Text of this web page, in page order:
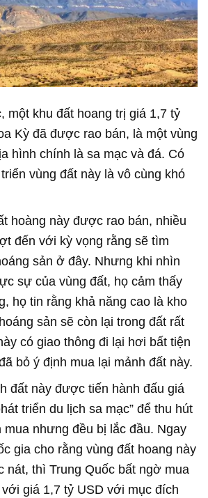
một khu đất hoang trị giá 1,7 tỷ
Kỳ đã được rao bán, là một vùng
hình chính là sa mạc và đá. Có
vùng đất này là vô cùng khó
hoàng này được rao bán, nhiều
đến với kỳ vọng rằng sẽ tìm
sản ở đây. Nhưng khi nhìn
sự của vùng đất, họ cảm thấy
họ tin rằng khả năng cao là kho
sản sẽ còn lại trong đất rất
có giao thông đi lại hơi bất tiện
bỏ ý định mua lại mảnh đất này.
đất này được tiến hành đấu giá
triển du lịch sa mạc” để thu hút
mua nhưng đều bị lắc đầu. Ngay
gia cho rằng vùng đất hoang này
nát, thì Trung Quốc bất ngờ mua
với giá 1,7 tỷ USD với mục đích